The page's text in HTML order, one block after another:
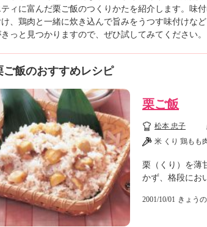
つ
け
よ
N
K
エ
デ
ュ
ケ
ー
シ
ョ
ナ
ル
ティに富んだ栗ご飯のつくりかたを紹介します。味
、鶏肉と一緒に炊き込んで旨みをうつす味付けな
っと見つかりますので、ぜひ試してみてください。
ご飯のおすすめレシピ
栗ご飯
松本 忠子
米 くり 鶏もも
栗（くり）を薄
かず、格段にお
2001/10/01 きょう